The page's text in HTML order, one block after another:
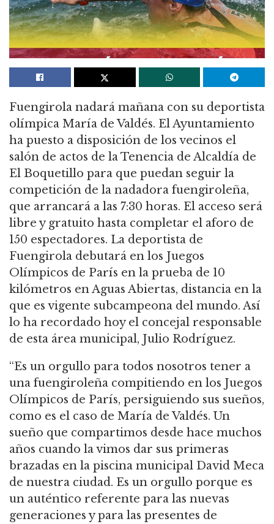
Fuengirola nadará mañana con su deportista
olímpica María de Valdés. El Ayuntamiento
ha puesto a disposición de los vecinos el
salón de actos de la Tenencia de Alcaldía de
El Boquetillo para que puedan seguir la
competición de la nadadora fuengiroleña,
que arrancará a las 7:30 horas. El acceso será
libre y gratuito hasta completar el aforo de
150 espectadores. La deportista de
Fuengirola debutará en los Juegos
Olímpicos de París en la prueba de 10
kilómetros en Aguas Abiertas, distancia en la
que es vigente subcampeona del mundo. Así
lo ha recordado hoy el concejal responsable
de esta área municipal, Julio Rodríguez.
“Es un orgullo para todos nosotros tener a
una fuengiroleña compitiendo en los Juegos
Olímpicos de París, persiguiendo sus sueños,
como es el caso de María de Valdés. Un
sueño que compartimos desde hace muchos
años cuando la vimos dar sus primeras
brazadas en la piscina municipal David Meca
de nuestra ciudad. Es un orgullo porque es
un auténtico referente para las nuevas
generaciones y para las presentes de